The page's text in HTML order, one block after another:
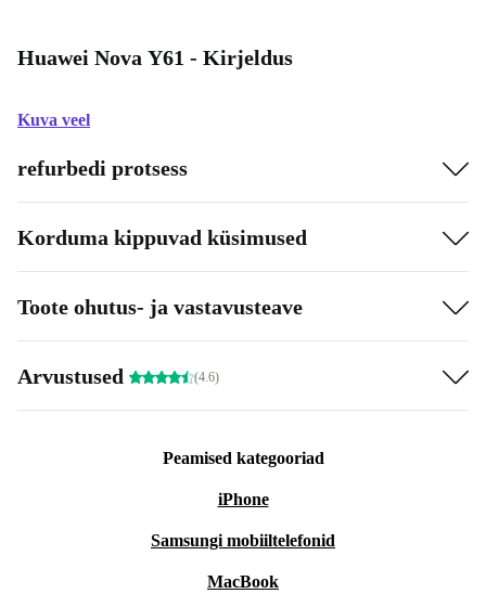
Huawei Nova Y61 - Kirjeldus
Kuva veel
refurbedi protsess
Korduma kippuvad küsimused
Toote ohutus- ja vastavusteave
Arvustused (4.6)
Peamised kategooriad
iPhone
Samsungi mobiiltelefonid
MacBook